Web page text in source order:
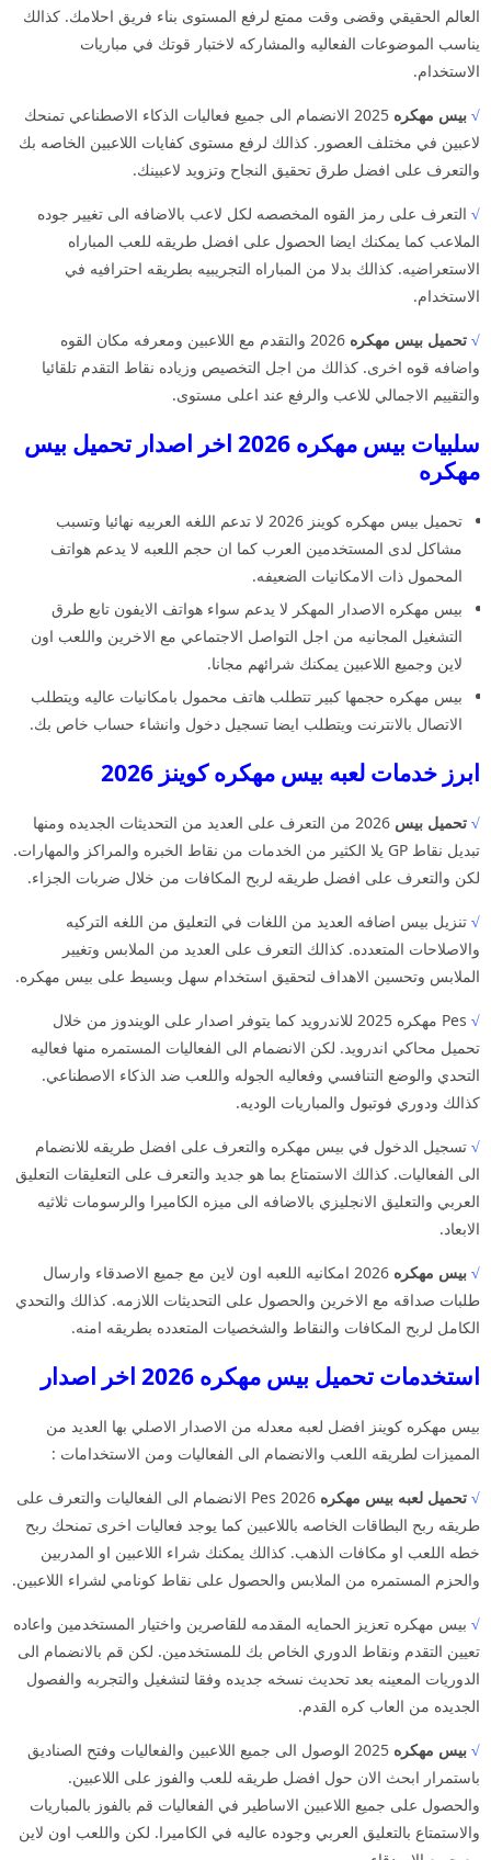
العالم الحقيقي وقضى وقت ممتع لرفع المستوى بناء فريق احلامك. كذالك
يناسب الموضوعات الفعاليه والمشاركه لاختبار قوتك في مباريات
الاستخدام.
√ بيس مهكره
2025 الانضمام الى جميع فعاليات الذكاء الاصطناعي تمنحك
لاعبين في مختلف العصور. كذالك لرفع مستوى كفايات اللاعبين الخاصه بك
والتعرف على افضل طرق تحقيق النجاح وتزويد لاعبينك.
√ التعرف على رمز القوه المخصصه لكل لاعب بالاضافه الى تغيير جوده
الملاعب كما يمكنك ايضا الحصول على افضل طريقه للعب المباراه
الاستعراضيه. كذالك بدلا من المباراه التجريبيه بطريقه احترافيه في
الاستخدام.
√ تحميل بيس مهكره
2026 والتقدم مع اللاعبين ومعرفه مكان القوه
واضافه قوه اخرى. كذالك من اجل التخصيص وزياده نقاط التقدم تلقائيا
والتقييم الاجمالي للاعب والرفع عند اعلى مستوى.
سلبيات بيس مهكره 2026 اخر اصدار تحميل بيس
مهكره
تحميل بيس مهكره كوينز 2026 لا تدعم اللغه العربيه نهائيا وتسبب
مشاكل لدى المستخدمين العرب كما ان حجم اللعبه لا يدعم هواتف
المحمول ذات الامكانيات الضعيفه.
بيس مهكره الاصدار المهكر لا يدعم سواء هواتف الايفون تابع طرق
التشغيل المجانيه من اجل التواصل الاجتماعي مع الاخرين واللعب اون
لاين وجميع اللاعبين يمكنك شرائهم مجانا.
بيس مهكره حجمها كبير تتطلب هاتف محمول بامكانيات عاليه ويتطلب
الاتصال بالانترنت ويتطلب ايضا تسجيل دخول وانشاء حساب خاص بك.
ابرز خدمات لعبه بيس مهكره كوينز 2026
√ تحميل بيس
2026 من التعرف على العديد من التحديثات الجديده ومنها
تبديل نقاط GP يلا الكثير من الخدمات من نقاط الخبره والمراكز والمهارات.
لكن والتعرف على افضل طريقه لربح المكافات من خلال ضربات الجزاء.
√ تنزيل بيس اضافه العديد من اللغات في التعليق من اللغه التركيه
والاصلاحات المتعدده. كذالك التعرف على العديد من الملابس وتغيير
الملابس وتحسين الاهداف لتحقيق استخدام سهل وبسيط على بيس مهكره.
√
Pes مهكره 2025 للاندرويد كما يتوفر اصدار على الويندوز من خلال
تحميل محاكي اندرويد. لكن الانضمام الى الفعاليات المستمره منها فعاليه
التحدي والوضع التنافسي وفعاليه الجوله واللعب ضد الذكاء الاصطناعي.
كذالك ودوري فوتبول والمباريات الوديه.
√ تسجيل الدخول في بيس مهكره والتعرف على افضل طريقه للانضمام
الى الفعاليات. كذالك الاستمتاع بما هو جديد والتعرف على التعليقات التعليق
العربي والتعليق الانجليزي بالاضافه الى ميزه الكاميرا والرسومات ثلاثيه
الابعاد.
√ بيس مهكره
2026 امكانيه اللعبه اون لاين مع جميع الاصدقاء وارسال
طلبات صداقه مع الاخرين والحصول على التحديثات اللازمه. كذالك والتحدي
الكامل لربح المكافات والنقاط والشخصيات المتعدده بطريقه امنه.
استخدمات تحميل بيس مهكره 2026 اخر اصدار
بيس مهكره كوينز افضل لعبه معدله من الاصدار الاصلي بها العديد من
المميزات لطريقه اللعب والانضمام الى الفعاليات ومن الاستخدامات :
√ تحميل لعبه بيس مهكره
Pes 2026 الانضمام الى الفعاليات والتعرف على
طريقه ربح البطاقات الخاصه باللاعبين كما يوجد فعاليات اخرى تمنحك ربح
خطه اللعب او مكافات الذهب. كذالك يمكنك شراء اللاعبين او المدربين
والحزم المستمره من الملابس والحصول على نقاط كونامي لشراء اللاعبين.
√ بيس مهكره تعزيز الحمايه المقدمه للقاصرين واختيار المستخدمين واعاده
تعيين التقدم ونقاط الدوري الخاص بك للمستخدمين. لكن قم بالانضمام الى
الدوريات المعينه بعد تحديث نسخه جديده وفقا لتشغيل والتجربه والفصول
الجديده من العاب كره القدم.
√ بيس مهكره
2025 الوصول الى جميع اللاعبين والفعاليات وفتح الصناديق
باستمرار ابحث الان حول افضل طريقه للعب والفوز على اللاعبين.
والحصول على جميع اللاعبين الاساطير في الفعاليات قم بالفوز بالمباريات
والاستمتاع بالتعليق العربي وجوده عاليه في الكاميرا. لكن واللعب اون لاين